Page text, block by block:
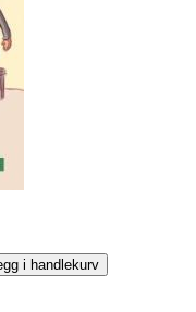
i handlekurv